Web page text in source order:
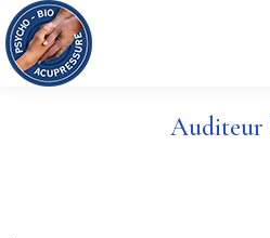
Auditeur